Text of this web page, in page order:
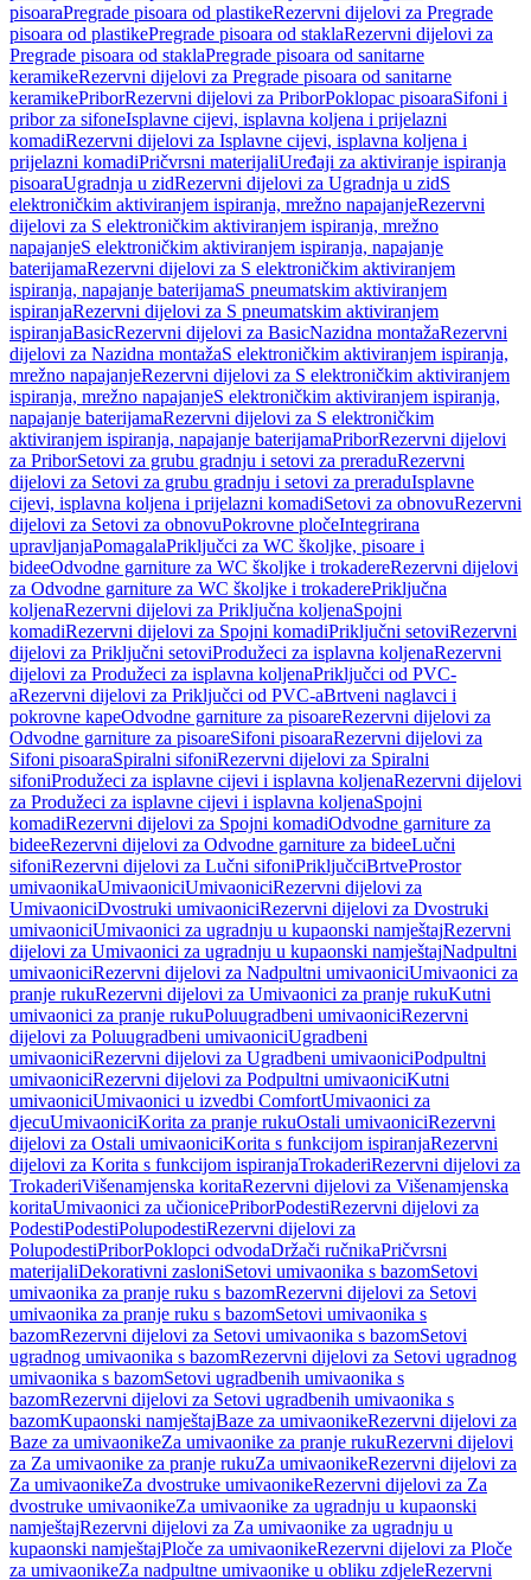
pisoaraPregrade pisoara od plastikeRezervni dijelovi za Pregrade
pisoara od plastikePregrade pisoara od staklaRezervni dijelovi za
Pregrade pisoara od staklaPregrade pisoara od sanitarne
keramikeRezervni dijelovi za Pregrade pisoara od sanitarne
keramikePriborRezervni dijelovi za PriborPoklopac pisoaraSifoni i
pribor za sifoneIsplavne cijevi, isplavna koljena i prijelazni
komadiRezervni dijelovi za Isplavne cijevi, isplavna koljena i
prijelazni komadiPričvrsni materijaliUređaji za aktiviranje ispiranja
pisoaraUgradnja u zidRezervni dijelovi za Ugradnja u zidS
elektroničkim aktiviranjem ispiranja, mrežno napajanjeRezervni
dijelovi za S elektroničkim aktiviranjem ispiranja, mrežno
napajanjeS elektroničkim aktiviranjem ispiranja, napajanje
baterijamaRezervni dijelovi za S elektroničkim aktiviranjem
ispiranja, napajanje baterijamaS pneumatskim aktiviranjem
ispiranjaRezervni dijelovi za S pneumatskim aktiviranjem
ispiranjaBasicRezervni dijelovi za BasicNazidna montažaRezervni
dijelovi za Nazidna montažaS elektroničkim aktiviranjem ispiranja,
mrežno napajanjeRezervni dijelovi za S elektroničkim aktiviranjem
ispiranja, mrežno napajanjeS elektroničkim aktiviranjem ispiranja,
napajanje baterijamaRezervni dijelovi za S elektroničkim
aktiviranjem ispiranja, napajanje baterijamaPriborRezervni dijelovi
za PriborSetovi za grubu gradnju i setovi za preraduRezervni
dijelovi za Setovi za grubu gradnju i setovi za preraduIsplavne
cijevi, isplavna koljena i prijelazni komadiSetovi za obnovuRezervni
dijelovi za Setovi za obnovuPokrovne pločeIntegrirana
upravljanjaPomagalaPriključci za WC školjke, pisoare i
bideeOdvodne garniture za WC školjke i trokadereRezervni dijelovi
za Odvodne garniture za WC školjke i trokaderePriključna
koljenaRezervni dijelovi za Priključna koljenaSpojni
komadiRezervni dijelovi za Spojni komadiPriključni setoviRezervni
dijelovi za Priključni setoviProdužeci za isplavna koljenaRezervni
dijelovi za Produžeci za isplavna koljenaPriključci od PVC-
aRezervni dijelovi za Priključci od PVC-aBrtveni naglavci i
pokrovne kapeOdvodne garniture za pisoareRezervni dijelovi za
Odvodne garniture za pisoareSifoni pisoaraRezervni dijelovi za
Sifoni pisoaraSpiralni sifoniRezervni dijelovi za Spiralni
sifoniProdužeci za isplavne cijevi i isplavna koljenaRezervni dijelovi
za Produžeci za isplavne cijevi i isplavna koljenaSpojni
komadiRezervni dijelovi za Spojni komadiOdvodne garniture za
bideeRezervni dijelovi za Odvodne garniture za bideeLučni
sifoniRezervni dijelovi za Lučni sifoniPriključciBrtveProstor
umivaonikaUmivaoniciUmivaoniciRezervni dijelovi za
UmivaoniciDvostruki umivaoniciRezervni dijelovi za Dvostruki
umivaoniciUmivaonici za ugradnju u kupaonski namještajRezervni
dijelovi za Umivaonici za ugradnju u kupaonski namještajNadpultni
umivaoniciRezervni dijelovi za Nadpultni umivaoniciUmivaonici za
pranje rukuRezervni dijelovi za Umivaonici za pranje rukuKutni
umivaonici za pranje rukuPoluugradbeni umivaoniciRezervni
dijelovi za Poluugradbeni umivaoniciUgradbeni
umivaoniciRezervni dijelovi za Ugradbeni umivaoniciPodpultni
umivaoniciRezervni dijelovi za Podpultni umivaoniciKutni
umivaoniciUmivaonici u izvedbi ComfortUmivaonici za
djecuUmivaoniciKorita za pranje rukuOstali umivaoniciRezervni
dijelovi za Ostali umivaoniciKorita s funkcijom ispiranjaRezervni
dijelovi za Korita s funkcijom ispiranjaTrokaderiRezervni dijelovi za
TrokaderiVišenamjenska koritaRezervni dijelovi za Višenamjenska
koritaUmivaonici za učionicePriborPodestiRezervni dijelovi za
PodestiPodestiPolupodestiRezervni dijelovi za
PolupodestiPriborPoklopci odvodaDržači ručnikaPričvrsni
materijaliDekorativni zasloniSetovi umivaonika s bazomSetovi
umivaonika za pranje ruku s bazomRezervni dijelovi za Setovi
umivaonika za pranje ruku s bazomSetovi umivaonika s
bazomRezervni dijelovi za Setovi umivaonika s bazomSetovi
ugradnog umivaonika s bazomRezervni dijelovi za Setovi ugradnog
umivaonika s bazomSetovi ugradbenih umivaonika s
bazomRezervni dijelovi za Setovi ugradbenih umivaonika s
bazomKupaonski namještajBaze za umivaonikeRezervni dijelovi za
Baze za umivaonikeZa umivaonike za pranje rukuRezervni dijelovi
za Za umivaonike za pranje rukuZa umivaonikeRezervni dijelovi za
Za umivaonikeZa dvostruke umivaonikeRezervni dijelovi za Za
dvostruke umivaonikeZa umivaonike za ugradnju u kupaonski
namještajRezervni dijelovi za Za umivaonike za ugradnju u
kupaonski namještajPloče za umivaonikeRezervni dijelovi za Ploče
za umivaonikeZa nadpultne umivaonike u obliku zdjeleRezervni